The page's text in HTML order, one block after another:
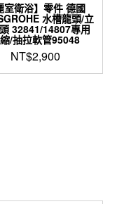
室衛浴】零件 德國
水槽龍頭/立
32841/14807專用
/抽拉軟管95048
NT$2,900